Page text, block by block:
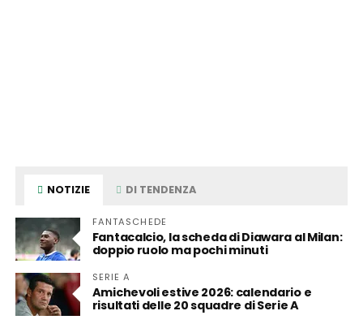
NOTIZIE DI TENDENZA
FANTASCHEDE
Fantacalcio, la scheda di Diawara al Milan:
doppio ruolo ma pochi minuti
SERIE A
Amichevoli estive 2026: calendario e
risultati delle 20 squadre di Serie A